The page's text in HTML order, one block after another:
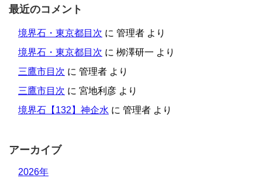
最近のコメント
境界石・東京都目次 に 管理者 より
境界石・東京都目次 に 栁澤研一 より
三鷹市目次 に 管理者 より
三鷹市目次 に 宮地利彦 より
境界石【132】神企水 に 管理者 より
アーカイブ
2026年